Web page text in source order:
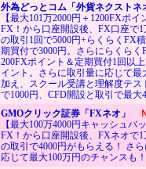
外為どっとコム「外貨ネクストネ
【最大101万2000円＋1200FXポイ
FX！から口座開設後、FX口座で
の取引1回で5000円+らくらくFX
期買付で3000円。さらにらくらく
200FXポイント＆定期買付1回以
イント。さらに取引量に応じて最
加え、スクール受講と理解度テス
で1000円、CFD開設と取引で最大
GMOクリック証券「FXネオ」
【最大100万4000円キャッシュバ
FX！から口座開設後、FXネオで
の取引で4000円がもらえる！ さ
応じて最大100万円のチャンスも！